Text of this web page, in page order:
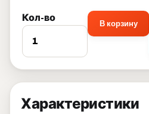
Кол-во
В корзину
Характеристики